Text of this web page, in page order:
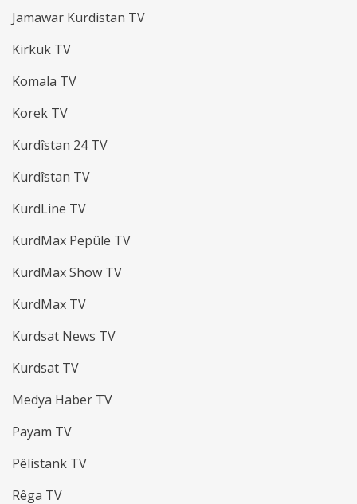
Jamawar Kurdistan TV
Kirkuk TV
Komala TV
Korek TV
Kurdîstan 24 TV
Kurdîstan TV
KurdLine TV
KurdMax Pepûle TV
KurdMax Show TV
KurdMax TV
Kurdsat News TV
Kurdsat TV
Medya Haber TV
Payam TV
Pêlistank TV
Rêga TV